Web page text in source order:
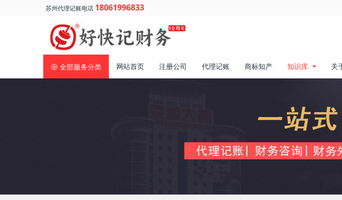
苏州代理记账电话 18061996833
全部服务分类 网站首页 注册公司 代理记账 商标知产 知识库 关